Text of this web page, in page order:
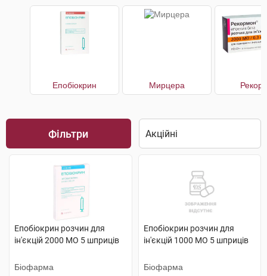
Епобіокрин Мирцера
Фільтри
Епобіокрин розчин для
ін'єкцій 2000 МО 5 шприців
Біофарма
Епобіокрин розчин для
ін'єкцій 1000 МО 5 шприців
Біофарма